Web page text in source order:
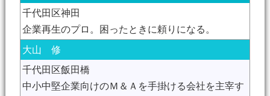
千代田区神田
企業再生のプロ。困ったときに頼りになる。
大山 修
千代田区飯田橋
中小中堅企業向けのＭ＆Ａを手掛ける会社を主宰す